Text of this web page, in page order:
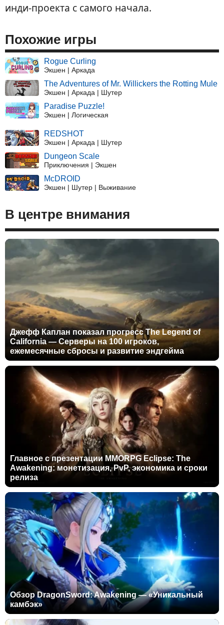
инди-проекта с самого начала.
Похожие игры
Rogue Curling
Экшен | Аркада
The Adventures of Mr. Willickers the Rotting Mule
Экшен | Аркада | Шутер
Paradise Puzzle!
Экшен | Логическая
REDSHOT
Экшен | Аркада | Шутер
Dungeon Scale
Приключения | Экшен
McDROID
Экшен | Шутер | Выживание
В центре внимания
Джефф Каплан показал прогресс The Legend of
California — Серверы на 100 игроков,
ежемесячные сбросы и развитие эндгейма
Главное с презентации MMORPG Eclipse: The
Awakening: монетизация, PvP, экономика и сроки
релиза
Обзор DragonSword: Awakening — «Уникальный
камбэк»